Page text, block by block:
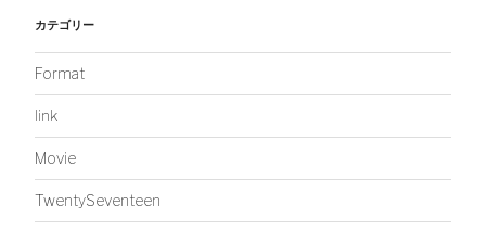
カテゴリー
Format
link
Movie
TwentySeventeen